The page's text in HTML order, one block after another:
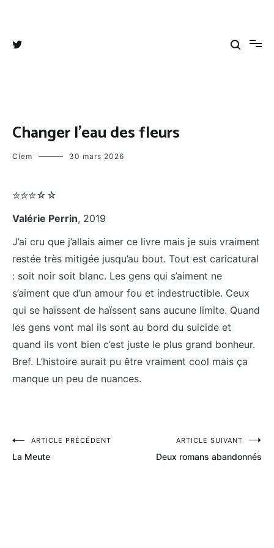
Changer l’eau des fleurs
Clem 30 mars 2026
✮✮✮☆☆
Valérie Perrin, 2019
J’ai cru que j’allais aimer ce livre mais je suis vraiment
restée très mitigée jusqu’au bout. Tout est caricatural
: soit noir soit blanc. Les gens qui s’aiment ne
s’aiment que d’un amour fou et indestructible. Ceux
qui se haïssent de haïssent sans aucune limite. Quand
les gens vont mal ils sont au bord du suicide et
quand ils vont bien c’est juste le plus grand bonheur.
Bref. L’histoire aurait pu être vraiment cool mais ça
manque un peu de nuances.
Navigation
de
ARTICLE PRÉCÉDENT
La Meute
ARTICLE SUIVANT
Deux romans abandonnés